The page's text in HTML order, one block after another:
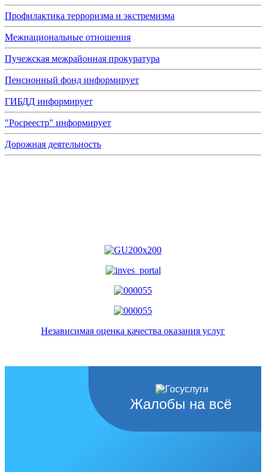
Профилактика терроризма и экстремизма
Межнациональные отношения
Пучежская межрайонная прокуратура
Пенсионный фонд информирует
ГИБДД информирует
"Росреестр" информирует
Дорожная деятельность
Независимая оценка качества оказания услуг
Жалобы на всё